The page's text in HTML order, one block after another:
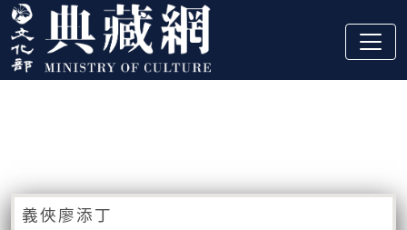
跳到主要內容
:::
義俠廖添丁